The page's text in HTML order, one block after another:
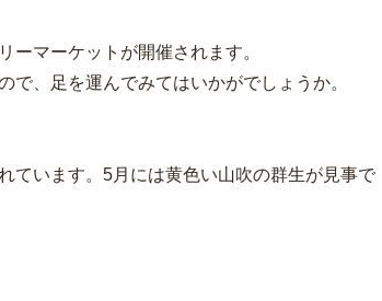
ーマーケットが開催されます。
、足を運んでみてはいかがでしょうか。
ています。5月には黄色い山吹の群生が見事で